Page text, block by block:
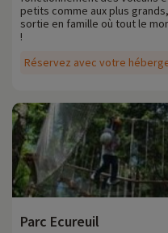
Réservez avec votre
petits comme aux plus
sortie en famille où tout le
!
Parc Ecureuil